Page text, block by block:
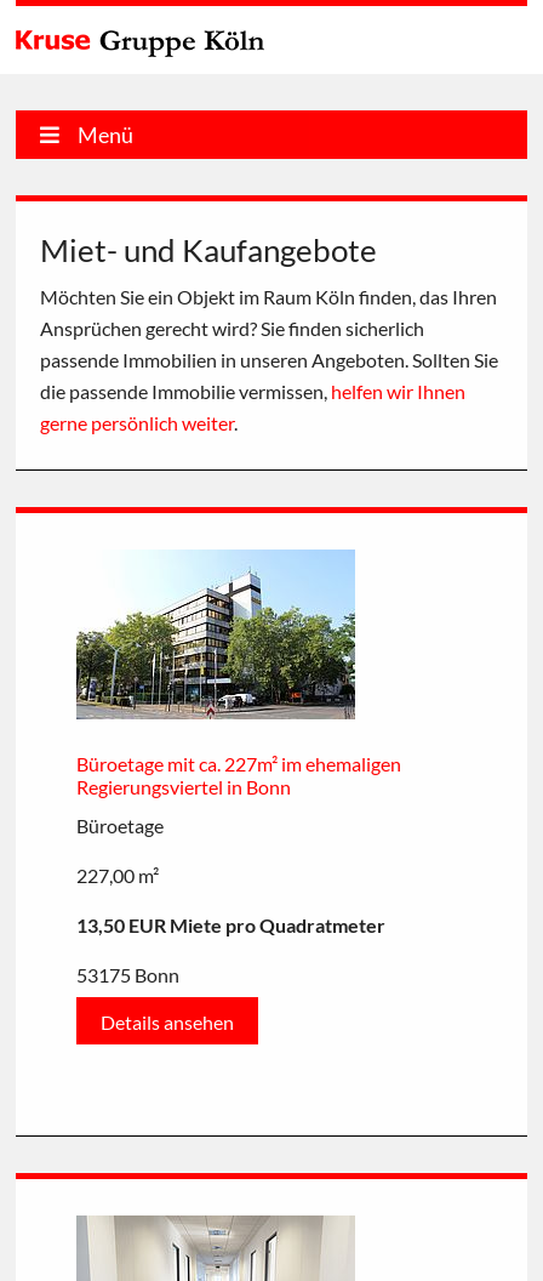
Menü
Miet- und Kaufangebote
Möchten Sie ein Objekt im Raum Köln finden, das Ihren
Ansprüchen gerecht wird? Sie finden sicherlich
passende Immobilien in unseren Angeboten. Sollten Sie
die passende Immobilie vermissen, helfen wir Ihnen
gerne persönlich weiter.
Büroetage mit ca. 227m² im ehemaligen
Regierungsviertel in Bonn
Büroetage
227,00 m²
13,50 EUR Miete pro Quadratmeter
53175 Bonn
Details ansehen